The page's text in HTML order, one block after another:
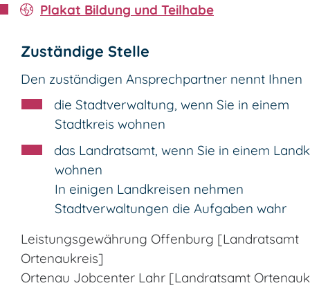
Plakat Bildung und Teilhabe
Zuständige Stelle
Den zuständigen Ansprechpartner nennt Ihnen
die Stadtverwaltung, wenn Sie in einem
Stadtkreis wohnen
das Landratsamt, wenn Sie in einem
wohnen
In einigen Landkreisen nehmen
Stadtverwaltungen die Aufgaben wahr
Leistungsgewährung Offenburg [Landratsamt
Ortenaukreis]
Ortenau Jobcenter Lahr [Landratsamt